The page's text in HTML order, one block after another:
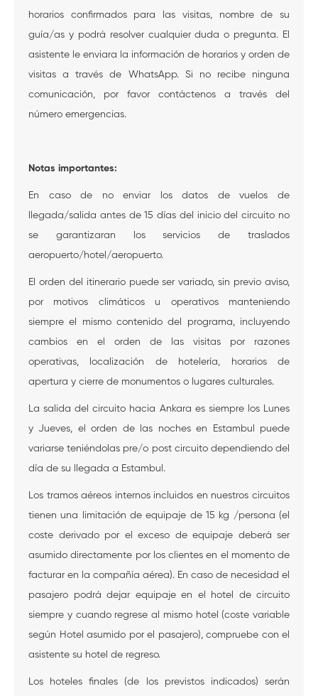
horarios confirmados para las visitas, nombre de su
guía/as y podrá resolver cualquier duda o pregunta. El
asistente le enviara la información de horarios y orden de
visitas a través de WhatsApp. Si no recibe ninguna
comunicación, por favor contáctenos a través del
número emergencias.
Notas importantes:
En caso de no enviar los datos de vuelos de
llegada/salida antes de 15 días del inicio del circuito no
se garantizaran los servicios de traslados
aeropuerto/hotel/aeropuerto.
El orden del itinerario puede ser variado, sin previo aviso,
por motivos climáticos u operativos manteniendo
siempre el mismo contenido del programa, incluyendo
cambios en el orden de las visitas por razones
operativas, localización de hotelería, horarios de
apertura y cierre de monumentos o lugares culturales.
La salida del circuito hacia Ankara es siempre los Lunes
y Jueves, el orden de las noches en Estambul puede
variarse teniéndolas pre/o post circuito dependiendo del
día de su llegada a Estambul.
Los tramos aéreos internos incluidos en nuestros circuitos
tienen una limitación de equipaje de 15 kg /persona (el
coste derivado por el exceso de equipaje deberá ser
asumido directamente por los clientes en el momento de
facturar en la compañía aérea). En caso de necesidad el
pasajero podrá dejar equipaje en el hotel de circuito
siempre y cuando regrese al mismo hotel (coste variable
según Hotel asumido por el pasajero), compruebe con el
asistente su hotel de regreso.
Los hoteles finales (de los previstos indicados) serán